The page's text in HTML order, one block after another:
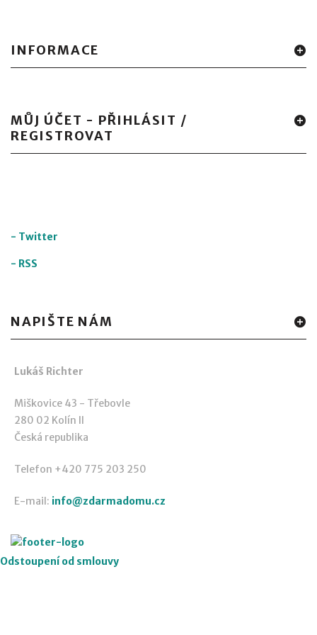
INFORMACE
MŮJ ÚČET - PŘIHLÁSIT /
REGISTROVAT
- Twitter
- RSS
NAPIŠTE NÁM
Lukáš Richter
Miškovice 43 - Třebovle
280 02 Kolín II
Česká republika
Telefon +420 775 203 250
E-mail: info@zdarmadomu.cz
Odstoupení od smlouvy